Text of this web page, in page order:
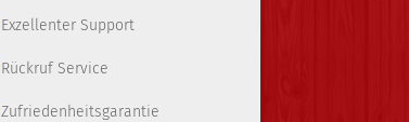
Exzellenter Support
Rückruf Service
Zufriedenheitsgarantie